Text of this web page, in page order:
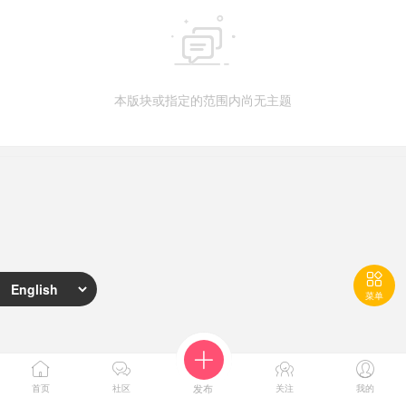

本版块或指定的范围内尚无主题

菜单

首页

社区

发布

关注

我的